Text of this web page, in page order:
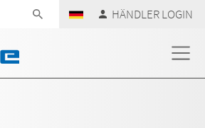
HÄNDLER LOGIN